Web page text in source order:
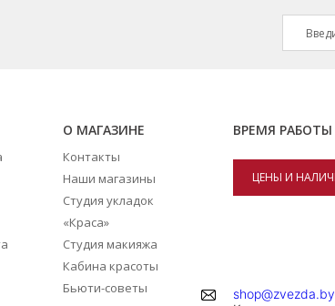
О МАГАЗИНЕ
Контакты
Наши магазины
Студия укладок
«Краса»
Студия макияжа
Кабина красоты
Бьюти-советы
ВРЕМЯ РАБОТЫ
ЦЕНЫ И
shop@zvezda.by